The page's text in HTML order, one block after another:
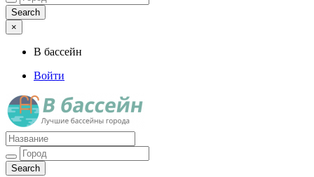
×
В бассейн
Войти
Лучшие бассейны города